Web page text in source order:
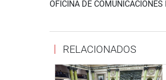
OFICINA DE
RELACIONADOS